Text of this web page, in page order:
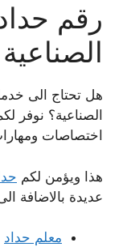
رقم
الصناعية
هل تحتاج الى
الصناعية؟ نوفر
اختصاصات
هذا ويؤمن لكم
عديدة بالاضافة
معلم حداد